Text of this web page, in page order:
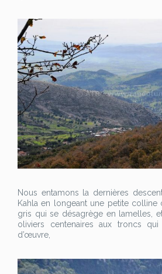
Nous entamons la dernières
Kahla en longeant une petite
gris qui se désagrège en lamelles,
oliviers centenaires aux troncs
d’œuvre,